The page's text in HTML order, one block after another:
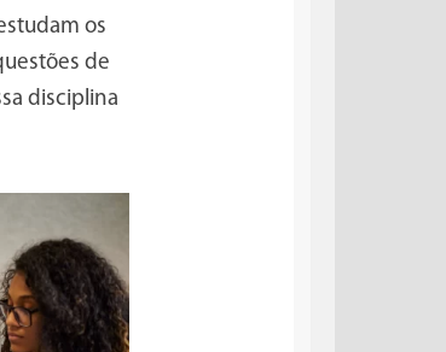
os
de
disciplina